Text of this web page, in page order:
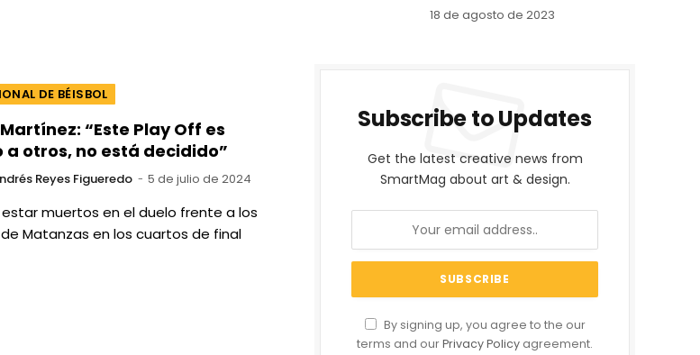
DE BÉISBOL
“Este Play Off es
a otros, no está decidido”
Reyes Figueredo 5 de julio de 2024
muertos en el duelo frente a los
Matanzas en los cuartos de final
18 de agosto de 2023
Subscribe to Updates
Get the latest creative news from
SmartMag about art & design.
By signing up, you agree to the our
terms and ourPrivacy Policy agreement.